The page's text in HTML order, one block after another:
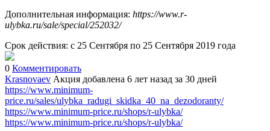
Дополнительная информация: https://www.r-
ulybka.ru/sale/special/252032/
Срок действия: с 25 Сентября по 25 Сентября 2019 года
0 Комментировать
Krasnovaev Акция добавлена 6 лет назад за 30 дней
https://www.minimum-
price.ru/sales/ulybka_radugi_skidka_40_na_dezodoranty/
https://www.minimum-price.ru/shops/r-ulybka/
https://www.minimum-price.ru/shops/r-ulybka/